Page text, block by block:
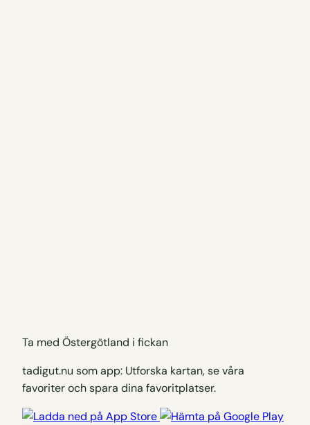
Ta med Östergötland i fickan
tadigut.nu som app: Utforska kartan, se våra
favoriter och spara dina favoritplatser.